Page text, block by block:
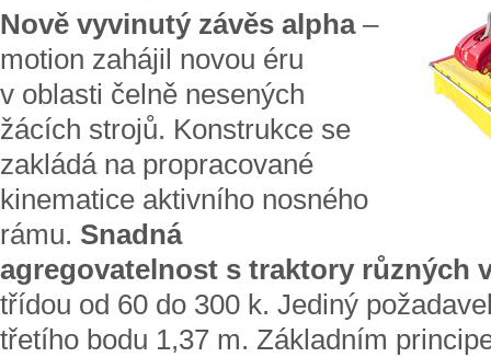
Nově vyvinutý závěs alpha–
motion zahájil novou éru
v oblasti čelně nesených
žácích strojů. Konstrukce se
zakládá na propracované
kinematice aktivního nosného
rámu. Snadná
agregovatelnost s traktory různých
třídou od 60 do 300 k. Jediný
třetího bodu 1,37 m. Základním